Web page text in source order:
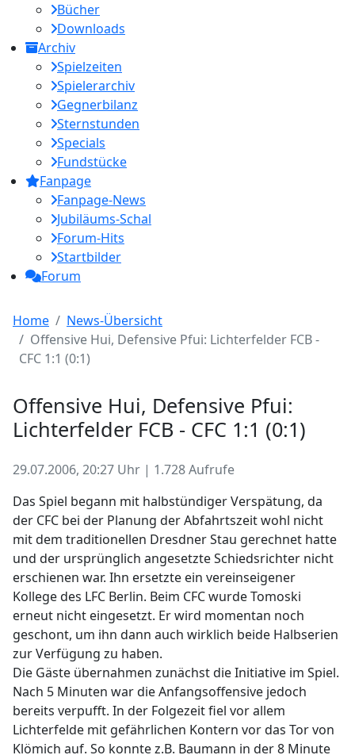
Bücher
Downloads
Archiv
Spielzeiten
Spielerarchiv
Gegnerbilanz
Sternstunden
Specials
Fundstücke
Fanpage
Fanpage-News
Jubiläums-Schal
Forum-Hits
Startbilder
Forum
Home
News-Übersicht
Offensive Hui, Defensive Pfui: Lichterfelder FCB -
CFC 1:1 (0:1)
Offensive Hui, Defensive Pfui:
Lichterfelder FCB - CFC 1:1 (0:1)
29.07.2006, 20:27 Uhr | 1.728 Aufrufe
Das Spiel begann mit halbstündiger Verspätung, da
der CFC bei der Planung der Abfahrtszeit wohl nicht
mit dem traditionellen Dresdner Stau gerechnet hatte
und der ursprünglich angesetzte Schiedsrichter nicht
erschienen war. Ihn ersetzte ein vereinseigener
Kollege des LFC Berlin. Beim CFC wurde Tomoski
erneut nicht eingesetzt. Er wird momentan noch
geschont, um ihn dann auch wirklich beide Halbserien
zur Verfügung zu haben.
Die Gäste übernahmen zunächst die Initiative im Spiel.
Nach 5 Minuten war die Anfangsoffensive jedoch
bereits verpufft. In der Folgezeit fiel vor allem
Lichterfelde mit gefährlichen Kontern vor das Tor von
Klömich auf. So konnte z.B. Baumann in der 8 Minute